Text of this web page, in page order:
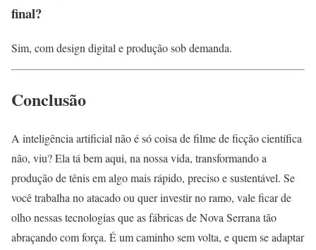
final?
Sim, com design digital e produção sob demanda.
Conclusão
A inteligência artificial não é só coisa de filme de ficção científica
não, viu? Ela tá bem aqui, na nossa vida, transformando a
produção de tênis em algo mais rápido, preciso e sustentável. Se
você trabalha no atacado ou quer investir no ramo, vale ficar de
olho nessas tecnologias que as fábricas de Nova Serrana tão
abraçando com força. É um caminho sem volta, e quem se adaptar